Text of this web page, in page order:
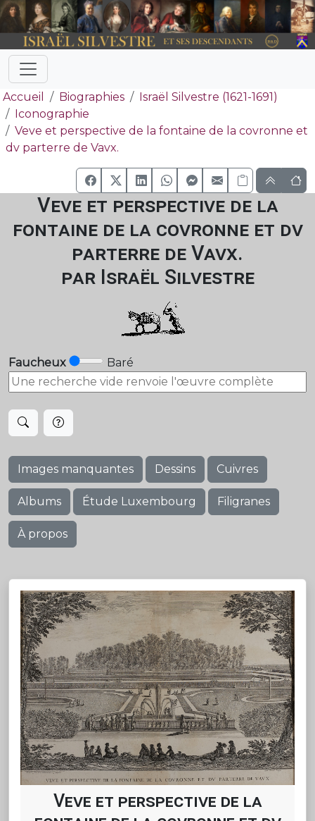
Accueil Biographies
Israël Silvestre (1621-1691)
Iconographie
Veve et perspective de la fontaine de la covronne et
dv parterre de Vavx.
Veve et perspective de la
fontaine de la covronne et dv
parterre de Vavx.
par Israël Silvestre
Faucheux Baré
Images manquantes Dessins Cuivres
Albums Étude Luxembourg Filigranes
À propos
Veve et perspective de la